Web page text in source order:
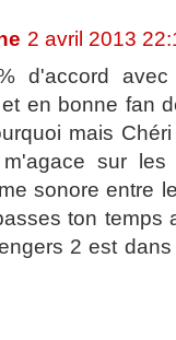
2 avril 2013
d'accord
en bonne fan
mais
sur
sonore entre
ton temps
2 est